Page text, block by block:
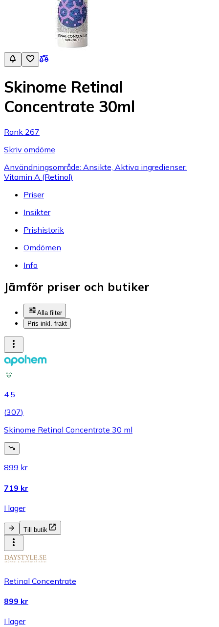
Skinome Retinal
Concentrate 30ml
Rank 267
Skriv omdöme
Användningsområde: Ansikte, Aktiva ingredienser:
Vitamin A (Retinol)
Priser
Insikter
Prishistorik
Omdömen
Info
Jämför priser och butiker
Alla filter
Pris inkl. frakt
4.5
(307)
Skinome Retinal Concentrate 30 ml
899 kr
719 kr
I lager
Till butik
Retinal Concentrate
899 kr
I lager